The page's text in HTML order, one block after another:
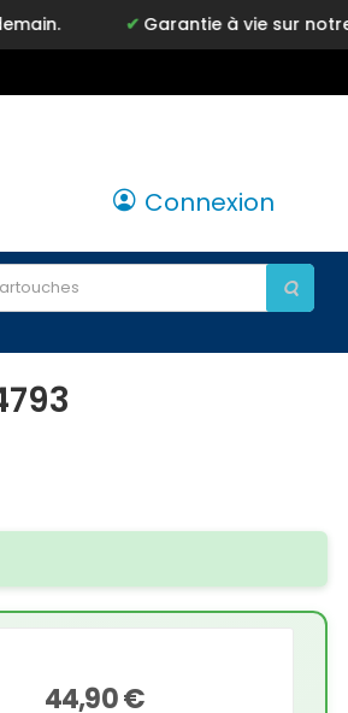
Garantie à vie sur notre marque
Connexion
44,90 €